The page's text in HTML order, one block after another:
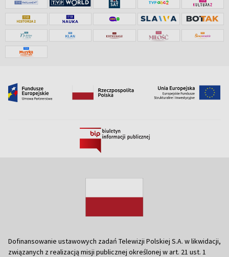
Dofinansowanie ustawowych zadań Telewizji Polskiej S.A. w likwidacji,
związanych z realizacją misji publicznej określonej w art. 21 ust. 1